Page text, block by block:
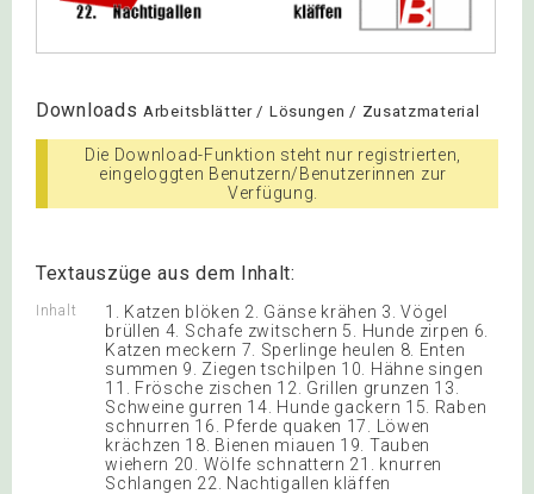
Downloads Arbeitsblätter / Lösungen / Zusatzmaterial
Die Download-Funktion steht nur registrierten,
eingeloggten Benutzern/Benutzerinnen zur
Verfügung.
Textauszüge aus dem Inhalt:
Inhalt
1. Katzen blöken 2. Gänse krähen 3. Vögel
brüllen 4. Schafe zwitschern 5. Hunde zirpen 6.
Katzen meckern 7. Sperlinge heulen 8. Enten
summen 9. Ziegen tschilpen 10. Hähne singen
11. Frösche zischen 12. Grillen grunzen 13.
Schweine gurren 14. Hunde gackern 15. Raben
schnurren 16. Pferde quaken 17. Löwen
krächzen 18. Bienen miauen 19. Tauben
wiehern 20. Wölfe schnattern 21. knurren
Schlangen 22. Nachtigallen kläffen